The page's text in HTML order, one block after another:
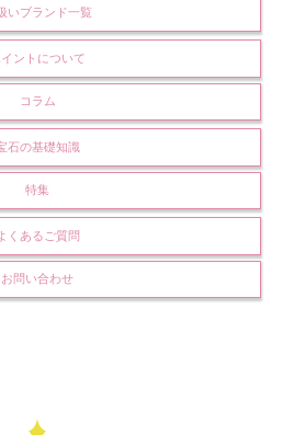
いブランド一覧
イントについて
コラム
石の基礎知識
特集
よくあるご質問
お問い合わせ